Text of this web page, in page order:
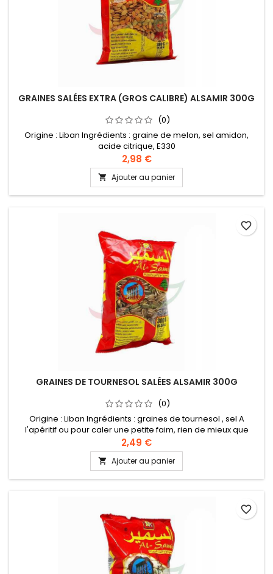
GRAINES SALÉES EXTRA (GROS CALIBRE) ALSAMIR 300G
(0)
Origine : Liban Ingrédients : graine de melon, sel amidon,
acide citrique, E330
2,98 €
 Ajouter au panier
GRAINES DE TOURNESOL SALÉES ALSAMIR 300G
(0)
Origine : Liban Ingrédients : graines de tournesol , sel A
l'apéritif ou pour caler une petite faim, rien de mieux que
croquer des graines de tournesol grillée ou salée. Un aliment
sain qui fait du bien au corps et au moral et qui, en cuisine se
décline à l'infini.
2,49 €
 Ajouter au panier
favorite_border
favorite_border